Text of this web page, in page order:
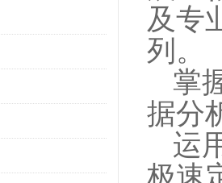
及专
列。
掌
据分
运
极速